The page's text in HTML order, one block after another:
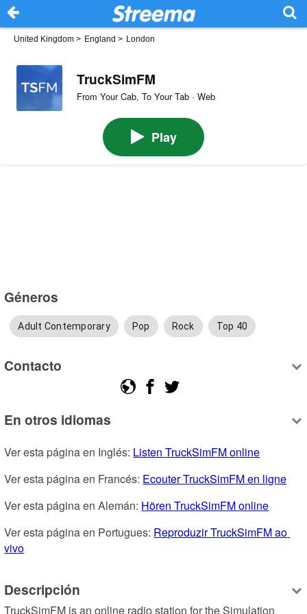
United Kingdom > England > London
TruckSimFM
From Your Cab, To Your Tab · Web
Play
Géneros
Adult Contemporary Pop Rock Top 40
Contacto
En otros idiomas
Ver esta página en Inglés: Listen TruckSimFM online
Ver esta página en Francés: Ecouter TruckSimFM en ligne
Ver esta página en Alemán: Hören TruckSimFM online
Ver esta página en Portugues: Reproduzir TruckSimFM ao
vivo
Descripción
TruckSimFM is an online radio station for the Simulation